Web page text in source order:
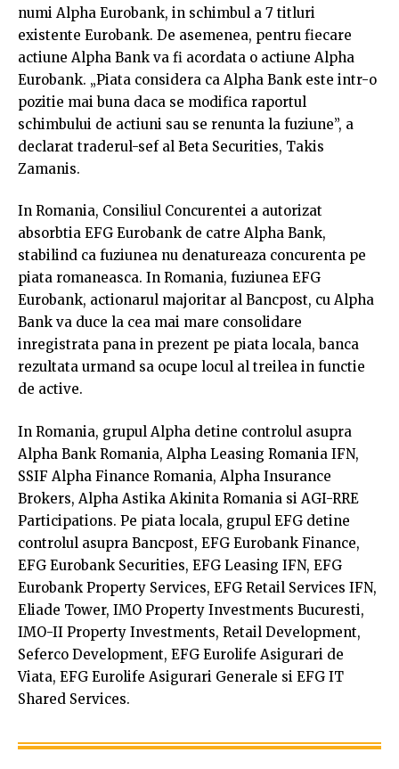
numi Alpha Eurobank, in schimbul a 7 titluri
existente Eurobank. De asemenea, pentru fiecare
actiune Alpha Bank va fi acordata o actiune Alpha
Eurobank. „Piata considera ca Alpha Bank este intr-o
pozitie mai buna daca se modifica raportul
schimbului de actiuni sau se renunta la fuziune”, a
declarat traderul-sef al Beta Securities, Takis
Zamanis.
In Romania, Consiliul Concurentei a autorizat
absorbtia EFG Eurobank de catre Alpha Bank,
stabilind ca fuziunea nu denatureaza concurenta pe
piata romaneasca. In Romania, fuziunea EFG
Eurobank, actionarul majoritar al Bancpost, cu Alpha
Bank va duce la cea mai mare consolidare
inregistrata pana in prezent pe piata locala, banca
rezultata urmand sa ocupe locul al treilea in functie
de active.
In Romania, grupul Alpha detine controlul asupra
Alpha Bank Romania, Alpha Leasing Romania IFN,
SSIF Alpha Finance Romania, Alpha Insurance
Brokers, Alpha Astika Akinita Romania si AGI-RRE
Participations. Pe piata locala, grupul EFG detine
controlul asupra Bancpost, EFG Eurobank Finance,
EFG Eurobank Securities, EFG Leasing IFN, EFG
Eurobank Property Services, EFG Retail Services IFN,
Eliade Tower, IMO Property Investments Bucuresti,
IMO-II Property Investments, Retail Development,
Seferco Development, EFG Eurolife Asigurari de
Viata, EFG Eurolife Asigurari Generale si EFG IT
Shared Services.